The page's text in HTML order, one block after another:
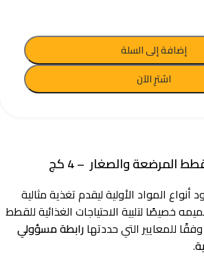
إضافة إلى السلة
اشترِ الآن
المرضعة والصغار – 4 كج
أنواع المواد الأولية ليقدم تغذية مثالية
خصيصًا لتلبية الاحتياجات الغذائية للقطط
للمعايير التي حددتهارابطة مسؤولي
.